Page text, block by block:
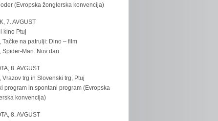
(Evropska žonglerska konvencija)
7. AVGUST
kino Ptuj
Tačke na patrulji: Dino – film
Spider-Man: Nov dan
8. AVGUST
Vrazov trg in Slovenski trg, Ptuj
program in spontani program (Evropska
konvencija)
8. AVGUST